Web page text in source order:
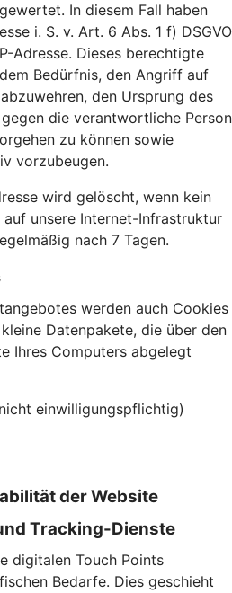
In diesem Fall haben
i. S. v. Art. 6 Abs. 1 f) DSGVO
Adresse. Dieses berechtigte
Bedürfnis, den Angriff auf
den Ursprung des
die verantwortliche Person
zu können sowie
vorzubeugen.
wird gelöscht, wenn kein
unsere Internet-Infrastruktur
nach 7 Tagen.
werden auch Cookies
Datenpakete, die über den
Ihres Computers abgelegt
einwilligungspflichtig)
der Website
Tracking-Dienste
digitalen Touch Points
Bedarfe. Dies geschieht